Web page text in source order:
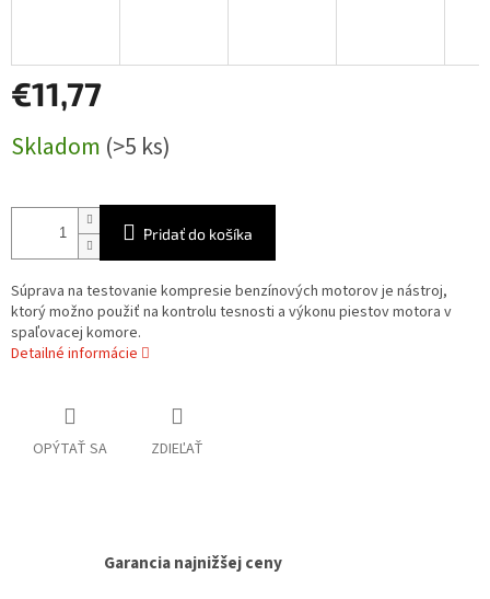
€11,77
cena:
Skladom (>5 ks)
Pridať do košíka
Súprava na testovanie kompresie benzínových motorov je nástroj,
ktorý možno použiť na kontrolu tesnosti a výkonu piestov motora v
spaľovacej komore.
Detailné informácie
OPÝTAŤ SA ZDIEĽAŤ
Garancia najnižšej ceny